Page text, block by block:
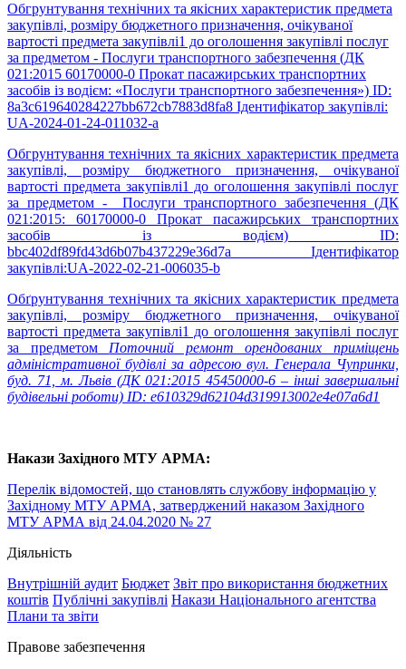
Обгрунтування технічних та якісних характеристик предмета
закупівлі, розміру бюджетного призначення, очікуваної
вартості предмета закупівлі1 до оголошення закупівлі послуг
за предметом - Послуги транспортного забезпечення (ДК
021:2015 60170000-0 Прокат пасажирських транспортних
засобів із водієм: «Послуги транспортного забезпечення») ID:
8a3c619640284227bb672cb7883d8fa8 Ідентифікатор закупівлі:
UA-2024-01-24-011032-а
Обгрунтування технічних та якісних характеристик предмета
закупівлі, розміру бюджетного призначення, очікуваної
вартості предмета закупівлі1 до оголошення закупівлі послуг
за предметом - Послуги транспортного забезпечення (ДК
021:2015: 60170000-0 Прокат пасажирських транспортних
засобів із водієм) ID:
bbc402df89fd43d6b07b437229e36d7a Ідентифікатор
закупівлі:UA-2022-02-21-006035-b
Обґрунтування технічних та якісних характеристик предмета
закупівлі, розміру бюджетного призначення, очікуваної
вартості предмета закупівлі1 до оголошення закупівлі послуг
за предметом Поточний ремонт орендованих приміщень
адміністративної будівлі за адресою вул. Генерала Чупринки,
буд. 71, м. Львів (ДК 021:2015 45450000-6 – інші завершальні
будівельні роботи) ID: e610329d62104d319913002e4e07a6d1
Накази Західного МТУ АРМА:
Перелік відомостей, що становлять службову інформацію у
Західному МТУ АРМА, затверджений наказом Західного
МТУ АРМА від 24.04.2020 № 27
Діяльність
Внутрішній аудит Бюджет Звіт про використання бюджетних
коштів Публічні закупівлі Накази Національного агентства
Плани та звіти
Правове забезпечення